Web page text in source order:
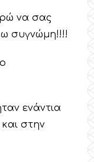
να σας
συγνώμη!!!!
ενάντια
στην